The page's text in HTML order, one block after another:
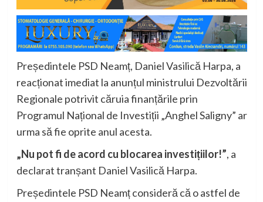
Președintele PSD Neamț, Daniel Vasilică Harpa, a
reacționat imediat la anunțul ministrului Dezvoltării
Regionale potrivit căruia finanțările prin
Programul Național de Investiții „Anghel Saligny” ar
urma să fie oprite anul acesta.
„Nu pot fi de acord cu blocarea investițiilor!”, a
declarat tranșant Daniel Vasilică Harpa.
Președintele PSD Neamț consideră că o astfel de